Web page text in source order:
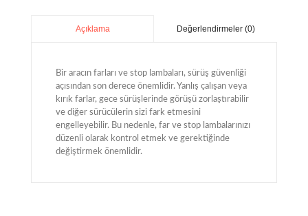
Açıklama Değerlendirmeler (0)
Bir aracın farları ve stop lambaları, sürüş güvenliği
açısından son derece önemlidir. Yanlış çalışan veya
kırık farlar, gece sürüşlerinde görüşü zorlaştırabilir
ve diğer sürücülerin sizi fark etmesini
engelleyebilir. Bu nedenle, far ve stop lambalarınızı
düzenli olarak kontrol etmek ve gerektiğinde
değiştirmek önemlidir.